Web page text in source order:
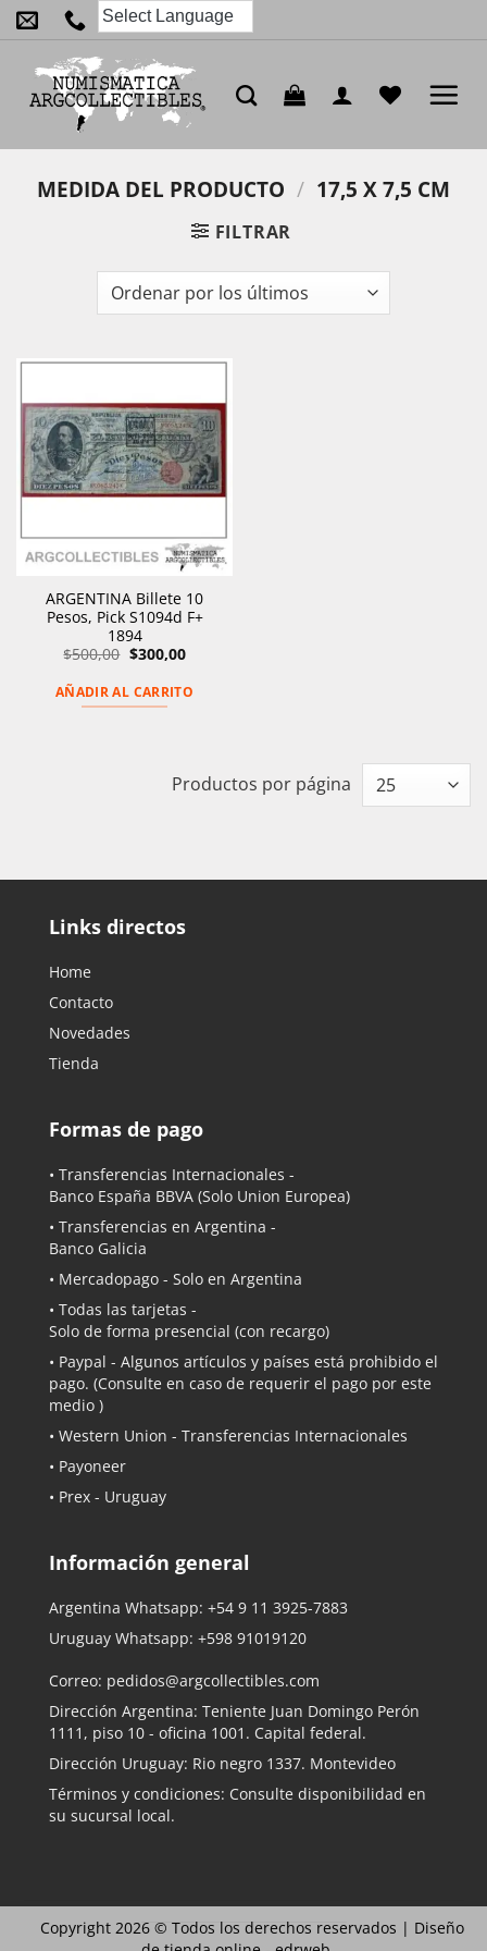
Saltar
al
contenido
MEDIDA DEL PRODUCTO / 17,5 X 7,5 CM
FILTRAR
ARGENTINA Billete 10
Pesos, Pick S1094d F+
1894
$500,00 El
precio
era:
$500,00.
$300,00El
es:
AÑADIR AL CARRITO
Productos por página
Links directos
Home
Contacto
Novedades
Tienda
Formas de pago
• Transferencias Internacionales -
Banco España BBVA (Solo Union Europea)
• Transferencias en Argentina -
Banco Galicia
• Mercadopago - Solo en Argentina
• Todas las tarjetas -
Solo de forma presencial (con recargo)
• Paypal - Algunos artículos y países está prohibido el
pago. (Consulte en caso de requerir el pago por este
medio )
• Western Union - Transferencias Internacionales
• Payoneer
• Prex - Uruguay
Información general
Argentina Whatsapp: +54 9 11 3925-7883
Uruguay Whatsapp: +598 91019120
Correo: pedidos@argcollectibles.com
Dirección Argentina: Teniente Juan Domingo Perón
1111, piso 10 - oficina 1001. Capital federal.
Dirección Uruguay: Rio negro 1337. Montevideo
Términos y condiciones: Consulte disponibilidad en
su sucursal local.
Copyright 2026 © Todos los derechos reservados | Diseño